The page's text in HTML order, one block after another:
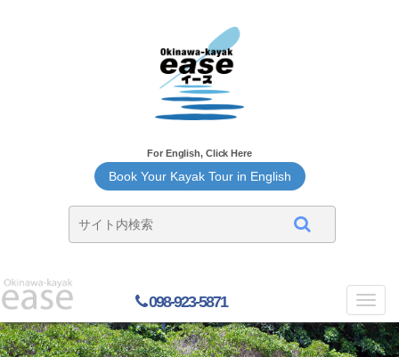
For English, Click Here
Book Your Kayak Tour in English
098-923-5871